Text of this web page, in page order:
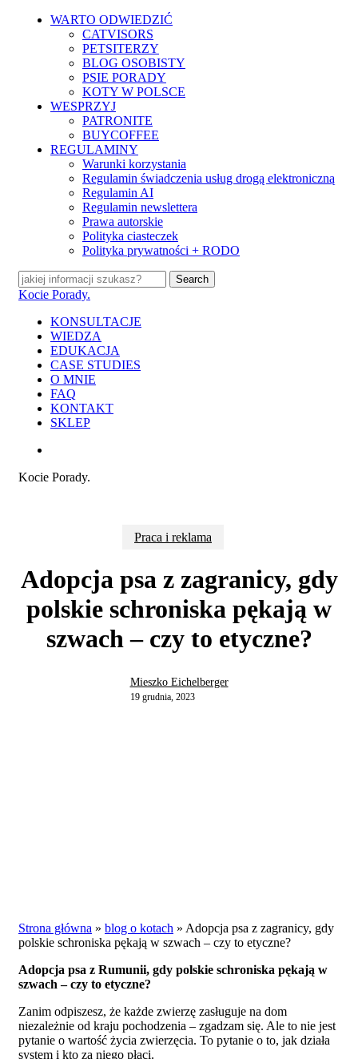
WARTO ODWIEDZIĆ
CATVISORS
PETSITERZY
BLOG OSOBISTY
PSIE PORADY
KOTY W POLSCE
WESPRZYJ
PATRONITE
BUYCOFFEE
REGULAMINY
Warunki korzystania
Regulamin świadczenia usług drogą elektroniczną
Regulamin AI
Regulamin newslettera
Prawa autorskie
Polityka ciasteczek
Polityka prywatności + RODO
Search
Close
Kocie Porady.
search
Menu
KONSULTACJE
WIEDZA
EDUKACJA
CASE STUDIES
O MNIE
FAQ
KONTAKT
SKLEP
Kocie Porady.
Praca i reklama
Adopcja psa z zagranicy, gdy
polskie schroniska pękają w
szwach – czy to etyczne?
Mieszko Eichelberger
19 grudnia, 2023
Strona główna » blog o kotach » Adopcja psa z zagranicy, gdy
polskie schroniska pękają w szwach – czy to etyczne?
Adopcja psa z Rumunii, gdy polskie schroniska pękają w
szwach – czy to etyczne?
Zanim odpiszesz, że każde zwierzę zasługuje na dom
niezależnie od kraju pochodzenia – zgadzam się. Ale to nie jest
pytanie o wartość życia zwierzęcia. To pytanie o to, jak działa
system i kto za niego płaci.